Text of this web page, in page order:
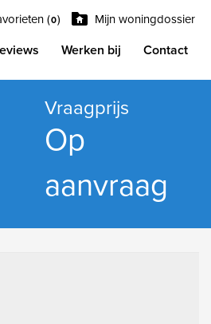
(0) Mijn woningdossier
Werken bij Contact
Vraagprijs
Op
aanvraag